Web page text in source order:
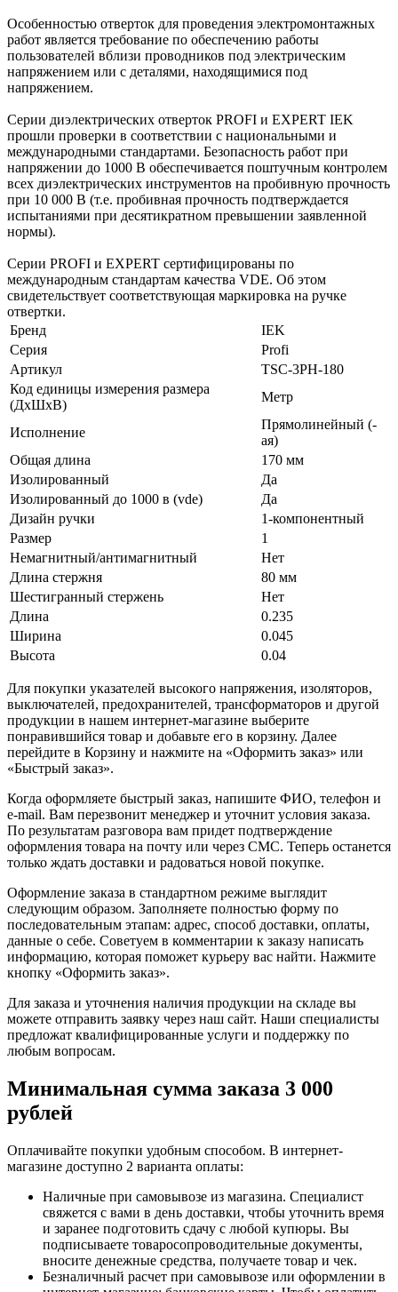
Особенностью отверток для проведения электромонтажных
работ является требование по обеспечению работы
пользователей вблизи проводников под электрическим
напряжением или с деталями, находящимися под
напряжением.
Серии диэлектрических отверток PROFI и EXPERT IEK
прошли проверки в соответствии с национальными и
международными стандартами. Безопасность работ при
напряжении до 1000 В обеспечивается поштучным контролем
всех диэлектрических инструментов на пробивную прочность
при 10 000 В (т.е. пробивная прочность подтверждается
испытаниями при десятикратном превышении заявленной
нормы).
Серии PROFI и EXPERT сертифицированы по
международным стандартам качества VDE. Об этом
свидетельствует соответствующая маркировка на ручке
отвертки.
Бренд
IEK
Серия
Profi
Артикул
TSC-3PH-180
Код единицы измерения размера
(ДхШхВ)
Метр
Исполнение
Прямолинейный (-
ая)
Общая длина
170 мм
Изолированный
Да
Изолированный до 1000 в (vde)
Да
Дизайн ручки
1-компонентный
Размер
1
Немагнитный/антимагнитный
Нет
Длина стержня
80 мм
Шестигранный стержень
Нет
Длина
0.235
Ширина
0.045
Высота
0.04
Для покупки указателей высокого напряжения, изоляторов,
выключателей, предохранителей, трансформаторов и другой
продукции в нашем интернет-магазине выберите
понравившийся товар и добавьте его в корзину. Далее
перейдите в Корзину и нажмите на «Оформить заказ» или
«Быстрый заказ».
Когда оформляете быстрый заказ, напишите ФИО, телефон и
e-mail. Вам перезвонит менеджер и уточнит условия заказа.
По результатам разговора вам придет подтверждение
оформления товара на почту или через СМС. Теперь останется
только ждать доставки и радоваться новой покупке.
Оформление заказа в стандартном режиме выглядит
следующим образом. Заполняете полностью форму по
последовательным этапам: адрес, способ доставки, оплаты,
данные о себе. Советуем в комментарии к заказу написать
информацию, которая поможет курьеру вас найти. Нажмите
кнопку «Оформить заказ».
Для заказа и уточнения наличия продукции на складе вы
можете отправить заявку через наш сайт. Наши специалисты
предложат квалифицированные услуги и поддержку по
любым вопросам.
Минимальная сумма заказа 3 000
рублей
Оплачивайте покупки удобным способом. В интернет-
магазине доступно 2 варианта оплаты:
Наличные при самовывозе из магазина. Специалист
свяжется с вами в день доставки, чтобы уточнить время
и заранее подготовить сдачу с любой купюры. Вы
подписываете товаросопроводительные документы,
вносите денежные средства, получаете товар и чек.
Безналичный расчет при самовывозе или оформлении в